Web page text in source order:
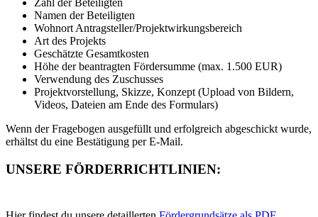
Zahl der Beteiligten
Namen der Beteiligten
Wohnort Antragsteller/Projektwirkungsbereich
Art des Projekts
Geschätzte Gesamtkosten
Höhe der beantragten Fördersumme (max. 1.500 EUR)
Verwendung des Zuschusses
Projektvorstellung, Skizze, Konzept (Upload von Bildern,
Videos, Dateien am Ende des Formulars)
Wenn der Fragebogen ausgefüllt und erfolgreich abgeschickt wurde,
erhältst du eine Bestätigung per E-Mail.
UNSERE FÖRDERRICHTLINIEN: